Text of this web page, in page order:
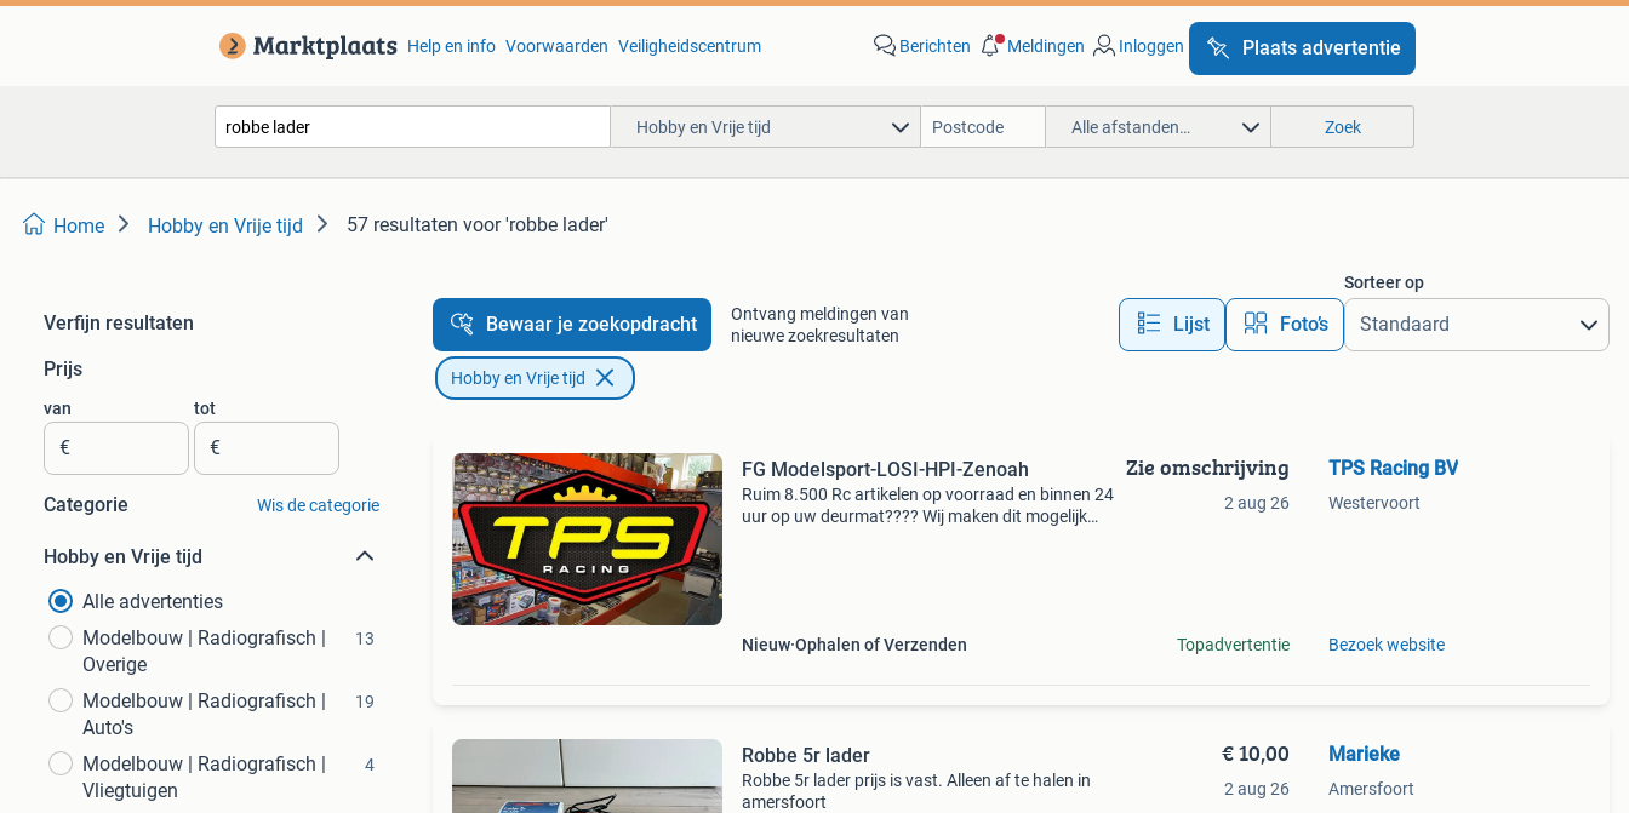
Help en info Voorwaarden Veiligheidscentrum Berichten Meldingen Inloggen Plaats advertentie
Hobby en Vrije tijd Alle afstanden… Zoek
Home Hobby en Vrije tijd 57 resultaten voor 'robbe lader'
Verfijn resultaten
Prijs
van
€
tot
€
Categorie Wis de categorie
Hobby en Vrije tijd
Alle advertenties
Modelbouw | Radiografisch |
Overige
13
Modelbouw | Radiografisch |
Auto's
19
Modelbouw | Radiografisch |
Vliegtuigen
4
Bewaar je zoekopdracht
Ontvang meldingen van
nieuwe zoekresultaten
Lijst Foto’s
Sorteer op
Hobby en Vrije tijd
FG Modelsport-LOSI-HPI-Zenoah
Ruim 8.500 Rc artikelen op voorraad en binnen 24
uur op uw deurmat???? Wij maken dit mogelijk
Nieuw Ophalen of Verzenden
Zie omschrijving
2 aug 26
Topadvertentie
TPS Racing BV
Westervoort
Bezoek website
Robbe 5r lader
Robbe 5r lader prijs is vast. Alleen af te halen in
amersfoort
€ 10,00
2 aug 26
Marieke
Amersfoort